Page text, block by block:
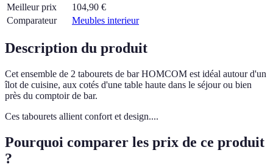
Meilleur prix
104,90 €
Comparateur
Meubles interieur
Description du produit
Cet ensemble de 2 tabourets de bar HOMCOM est idéal autour d'un
îlot de cuisine, aux cotés d'une table haute dans le séjour ou bien
près du comptoir de bar.
Ces tabourets allient confort et design....
Pourquoi comparer les prix de ce produit
?